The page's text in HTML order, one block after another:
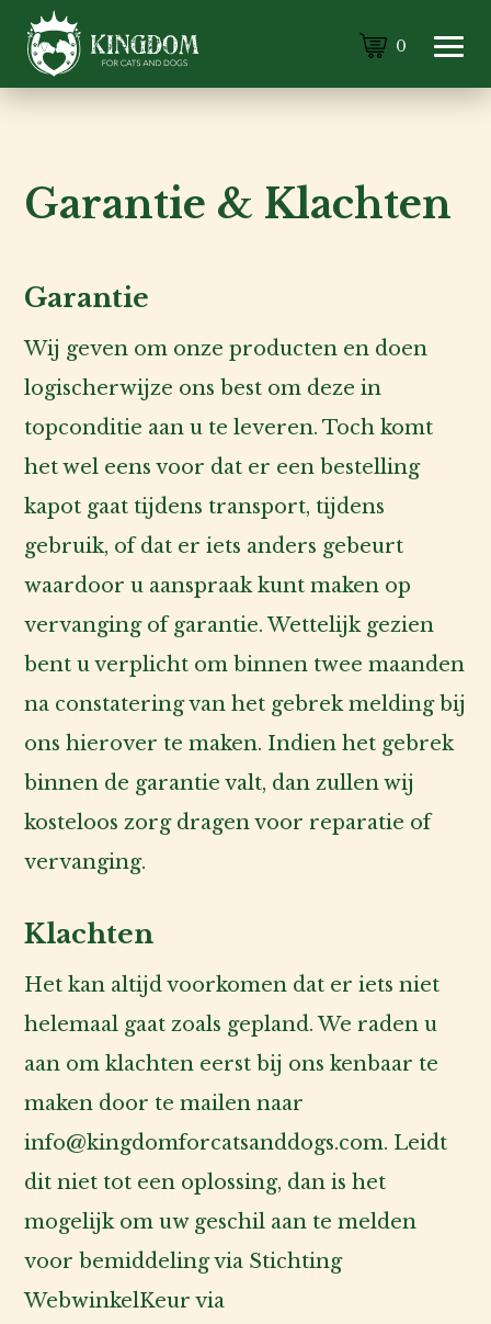
Kat
Hond
de
fokker
Voor
de
Over
ons
inlog
0
Garantie & Klachten
Garantie
Wij geven om onze producten en doen
logischerwijze ons best om deze in
topconditie aan u te leveren. Toch komt
het wel eens voor dat er een bestelling
kapot gaat tijdens transport, tijdens
gebruik, of dat er iets anders gebeurt
waardoor u aanspraak kunt maken op
vervanging of garantie. Wettelijk gezien
bent u verplicht om binnen twee maanden
na constatering van het gebrek melding bij
ons hierover te maken. Indien het gebrek
binnen de garantie valt, dan zullen wij
kosteloos zorg dragen voor reparatie of
vervanging.
Klachten
Het kan altijd voorkomen dat er iets niet
helemaal gaat zoals gepland. We raden u
aan om klachten eerst bij ons kenbaar te
maken door te mailen naar
info@kingdomforcatsanddogs.com. Leidt
dit niet tot een oplossing, dan is het
mogelijk om uw geschil aan te melden
voor bemiddeling via Stichting
WebwinkelKeur via